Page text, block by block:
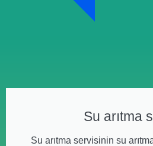
Su arıtma
Su arıtma servisinin su